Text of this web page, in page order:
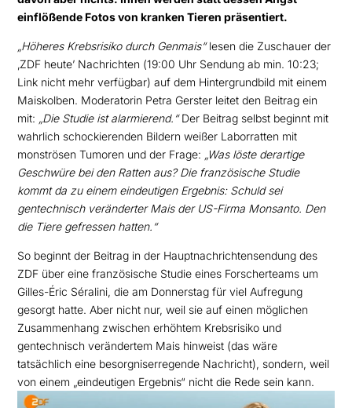
einflößende Fotos vonkranken Tieren präsentiert.
„Höheres Krebsrisiko durch Genmais“lesen die Zuschauer der
‚ZDF heute’ Nachrichten (19:00 Uhr Sendung ab min. 10:23;
Link nicht mehr verfügbar) auf dem Hintergrundbild mit einem
Maiskolben. Moderatorin Petra Gerster leitet den Beitrag ein
mit: „Die Studie ist alarmierend.“Der Beitrag selbst beginnt mit
wahrlich schockierenden Bildern weißer Laborratten mit
monströsen Tumoren und der Frage: „Was löste derartige
Geschwüre bei den Ratten aus? Die französische Studie
kommt da zu einem eindeutigen Ergebnis: Schuld sei
gentechnisch veränderter Mais der US-Firma Monsanto. Den
die Tiere gefressen hatten.“
So beginnt der Beitrag in der Hauptnachrichtensendung des
ZDF über eine französische Studie eines Forscherteams um
Gilles-Éric Séralini, die am Donnerstag für viel Aufregung
gesorgt hatte. Aber nicht nur, weil sie auf einen möglichen
Zusammenhang zwischen erhöhtem Krebsrisiko und
gentechnisch verändertem Mais hinweist (das wäre
tatsächlich eine besorgniserregende Nachricht), sondern, weil
von einem „eindeutigen Ergebnis“ nicht die Rede sein kann.